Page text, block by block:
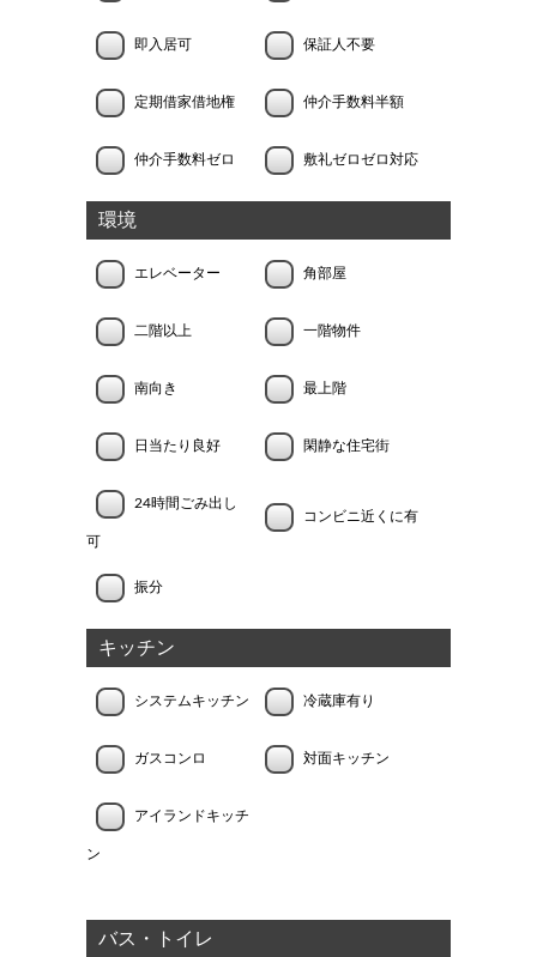
即入居可 保証人不要
定期借家借地権 仲介手数料半額
仲介手数料ゼロ 敷礼ゼロゼロ対応
環境
エレベーター 角部屋
二階以上 一階物件
南向き 最上階
日当たり良好 閑静な住宅街
24時間ごみ出し
可
コンビニ近くに有
振分
キッチン
システムキッチン 冷蔵庫有り
ガスコンロ 対面キッチン
アイランドキッチ
ン
バス・トイレ